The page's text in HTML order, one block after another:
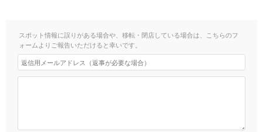
スポット情報に誤りがある場合や、移転・閉店している場合は、こちらのフ
ォームよりご報告いただけると幸いです。